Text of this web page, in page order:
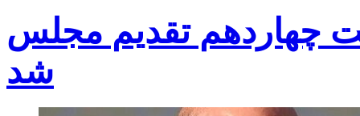
چهاردهم تقدیم مجلس
شد